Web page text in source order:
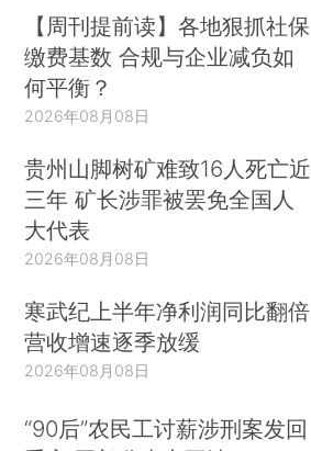
【周刊提前读】各地狠抓社保
缴费基数 合规与企业减负如
何平衡？
2026年08月08日
贵州山脚树矿难致16人死亡近
三年 矿长涉罪被罢免全国人
大代表
2026年08月08日
寒武纪上半年净利润同比翻倍
营收增速逐季放缓
2026年08月08日
“90后”农民工讨薪涉刑案发回